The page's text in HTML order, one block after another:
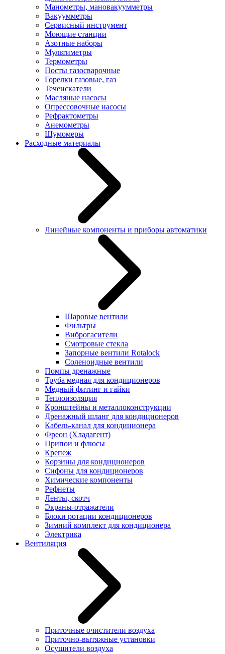
Манометры, мановакуумметры
Вакуумметры
Сервисный инструмент
Моющие станции
Азотные наборы
Мультиметры
Термометры
Посты газосварочные
Горелки газовые, газ
Течеискатели
Масляные насосы
Опрессовочные насосы
Рефрактометры
Анемометры
Шумомеры
Расходные материалы
Линейные компоненты и приборы автоматики
Шаровые вентили
Фильтры
Виброгасители
Смотровые стекла
Запорные вентили Rotalock
Соленоидные вентили
Помпы дренажные
Труба медная для кондиционеров
Медный фитинг и гайки
Теплоизоляция
Кронштейны и металлоконструкции
Дренажный шланг для кондиционеров
Кабель-канал для кондиционера
Фреон (Хладагент)
Припои и флюсы
Крепеж
Корзины для кондиционеров
Сифоны для кондиционеров
Химические компоненты
Рефнеты
Ленты, скотч
Экраны-отражатели
Блоки ротации кондиционеров
Зимний комплект для кондиционера
Электрика
Вентиляция
Приточные очистители воздуха
Приточно-вытяжные установки
Осушители воздуха